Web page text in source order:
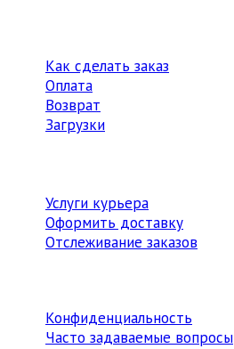
Как сделать заказ
Оплата
Возврат
Загрузки
Услуги курьера
Оформить доставку
Отслеживание заказов
Конфиденциальность
Часто задаваемые вопросы